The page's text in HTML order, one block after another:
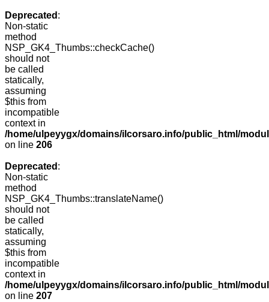
Deprecated :
Non-static
method
NSP_GK4_Thumbs::checkCache()
should not
be called
statically,
assuming
$this from
incompatible
context in
/home/ulpeyygx/domains/ilcorsaro.info/public_html/
on line 206
Deprecated :
Non-static
method
NSP_GK4_Thumbs::translateName()
should not
be called
statically,
assuming
$this from
incompatible
context in
/home/ulpeyygx/domains/ilcorsaro.info/public_html/
on line 207